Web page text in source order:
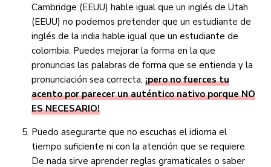
Cambridge (EEUU) hable igual que un inglés de Utah
(EEUU) no podemos pretender que un estudiante de
inglés de la india hable igual que un estudiante de
colombia. Puedes mejorar la forma en la que
pronuncias las palabras de forma que se entienda y la
pronunciación sea correcta,¡pero no fuerces tu
acento por parecer un auténtico nativo porque NO
ES NECESARIO!
Puedo asegurarte que no escuchas el idioma el
tiempo suficiente ni con la atención que se requiere.
De nada sirve aprender reglas gramaticales o saber